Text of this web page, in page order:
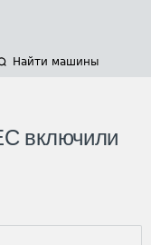
Найти машины
включили